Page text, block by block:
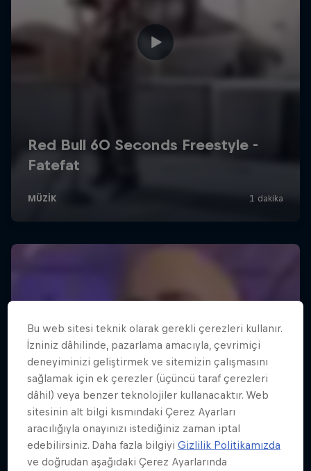
Bu web sitesi teknik olarak gerekli çerezleri kullanır.
İzniniz dâhilinde, pazarlama amacıyla, çevrimiçi
deneyiminizi geliştirmek ve sitemizin çalışmasını
sağlamak için ek çerezler (üçüncü taraf çerezleri
dâhil) veya benzer teknolojiler kullanacaktır. Web
sitesinin alt bilgi kısmındaki Çerez Ayarları
aracılığıyla onayınızı istediğiniz zaman iptal
edebilirsiniz. Daha fazla bilgiyiGizlilik Politikamızda
ve doğrudan aşağıdaki Çerez Ayarlarında